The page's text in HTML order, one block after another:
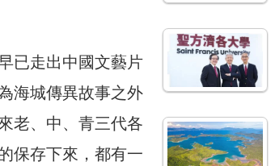
已走出中國文藝片
海城傳異故事之外
老、中、青三代各
保存下來，都有一